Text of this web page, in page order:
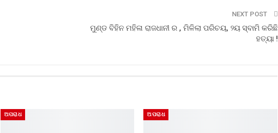
NEXT POST
ମୁଣ୍ଡ ବିହିନ ମହିଳା ରାଜଧାନୀ ର , ମିଳିଲା ପରିଚୟ, ୨ୟ ସ୍ବାମି କରିଛି
ହତ୍ୟା !
ଅପରାଧ ଅପରାଧ